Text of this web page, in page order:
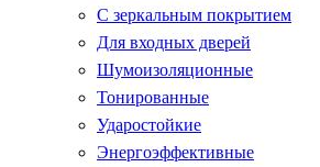
С зеркальным покрытием
Для входных дверей
Шумоизоляционные
Тонированные
Ударостойкие
Энергоэффективные